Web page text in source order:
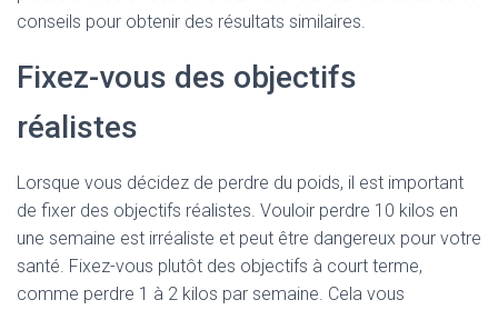
conseils pour obtenir des résultats similaires.
Fixez-vous des objectifs
réalistes
Lorsque vous décidez de perdre du poids, il est important
de fixer des objectifs réalistes. Vouloir perdre 10 kilos en
une semaine est irréaliste et peut être dangereux pour votre
santé. Fixez-vous plutôt des objectifs à court terme,
comme perdre 1 à 2 kilos par semaine. Cela vous